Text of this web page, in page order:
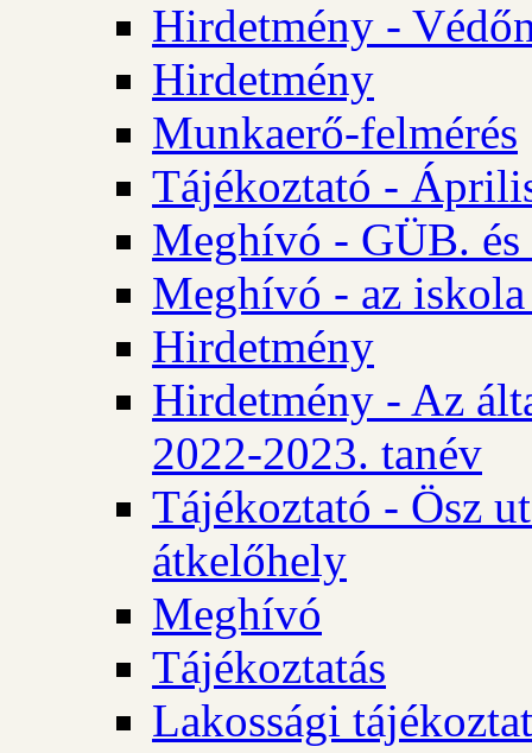
Hirdetmény -
Hirdetmény
Munkaerő-felmérés
Tájékoztató -
Meghívó - GÜB.
Meghívó - az iskola
Hirdetmény
Hirdetmény - Az
2022-2023. tanév
Tájékoztató - Ösz
átkelőhely
Meghívó
Tájékoztatás
Lakossági